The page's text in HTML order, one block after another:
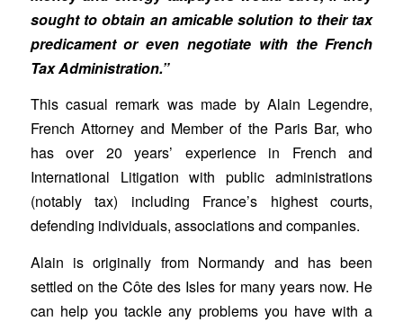
sought to obtain an amicable solution to their tax
predicament or even negotiate with the French
Tax Administration.”
This casual remark was made by Alain Legendre,
French Attorney and Member of the Paris Bar, who
has over 20 years’ experience in French and
International Litigation with public administrations
(notably tax) including France’s highest courts,
defending individuals, associations and companies.
Alain is originally from Normandy and has been
settled on the Côte des Isles for many years now. He
can help you tackle any problems you have with a